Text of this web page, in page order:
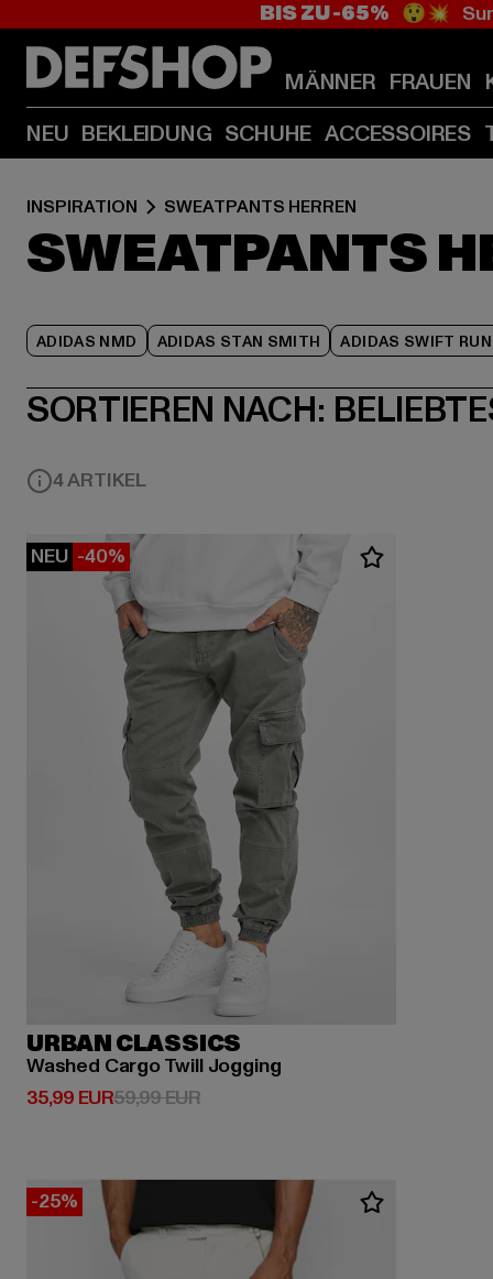
BIS ZU -65% 😲💥
MÄNNER FRAUEN
NEU BEKLEIDUNG SCHUHE ACCESSOIRES
INSPIRATION SWEATPANTS HERREN
SWEATPANTS
ADIDAS NMD ADIDAS STAN SMITH ADIDAS SWIFT RUN
SORTIEREN NACH:
4 ARTIKEL
NEU -40%
URBAN CLASSICS
Washed Cargo Twill Jogging
35,99 EUR
Derzeitiger Preis: 35,99 EUR
59,99 EURAktionspreis: 59,99 EUR
-25%